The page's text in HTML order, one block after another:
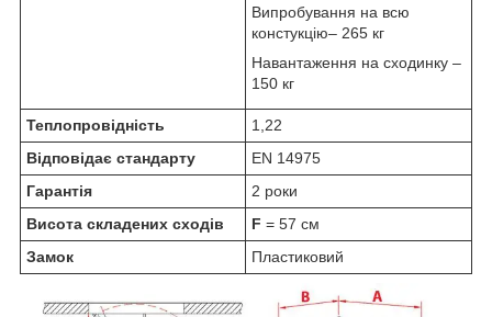
Випробування на всю
констукцію– 265 кг
Навантаження на сходинку –
150 кг
Теплопровідність
1,22
Відповідає стандарту
EN 14975
Гарантія
2 роки
Висота складених сходів
F = 57 см
Замок
Пластиковий